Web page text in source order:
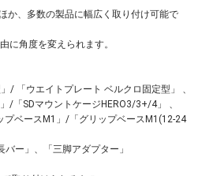
か、多数の製品に幅広く取り付け可能で
に角度を変えられます。
/ 「ウエイトプレート ベルクロ固定型」 、
/「SDマウントケージHERO3/3+/4」 、
ベースM1」/「グリップベースM1(12-24
ー」、「三脚アダプター」